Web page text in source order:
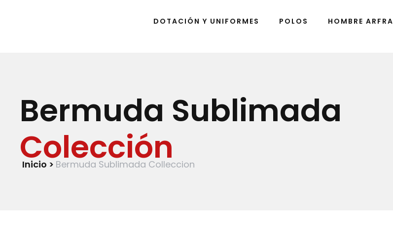
DOTACIÓN Y UNIFORMES POLOS HOMBRE ARFRA
Bermuda Sublimada
Colección
Inicio > Bermuda Sublimada Colleccion